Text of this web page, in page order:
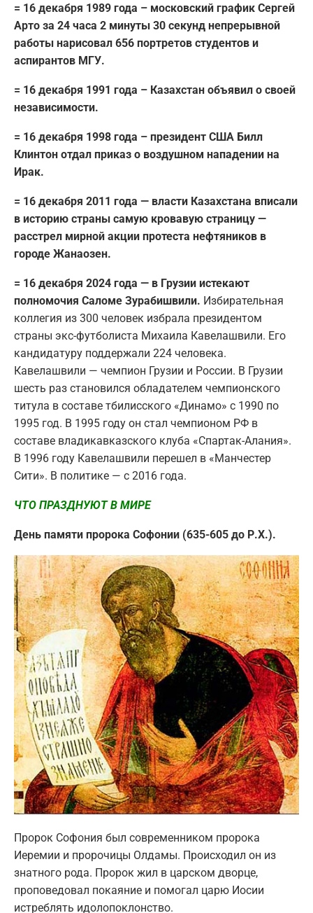
= 16 декабря 1989 года – московский график Сергей
Арто за 24 часа 2 минуты 30 секунд непрерывной
работы нарисовал 656 портретов студентов и
аспирантов МГУ.
= 16 декабря 1991 года – Казахстан объявил о своей
независимости.
= 16 декабря 1998 года – президент США Билл
Клинтон отдал приказ о воздушном нападении на
Ирак.
= 16 декабря 2011 года — власти Казахстана вписали
в историю страны самую кровавую страницу —
расстрел мирной акции протеста нефтяников в
городе Жанаозен.
= 16 декабря 2024 года — в Грузии истекают
полномочия Саломе Зурабишвили. Избирательная
коллегия из 300 человек избрала президентом
страны экс-футболиста Михаила Кавелашвили. Его
кандидатуру поддержали 224 человека.
Кавелашвили — чемпион Грузии и России. В Грузии
шесть раз становился обладателем чемпионского
титула в составе тбилисского «Динамо» с 1990 по
1995 год. В 1995 году он стал чемпионом РФ в
составе владикавказского клуба «Спартак-Алания».
В 1996 году Кавелашвили перешел в «Манчестер
Сити». В политике — с 2016 года.
ЧТО ПРАЗДНУЮТ В МИРЕ
День памяти пророка Софонии (635-605 до Р.Х.).
Пророк Софония был современником пророка
Иеремии и пророчицы Олдамы. Происходил он из
знатного рода. Пророк жил в царском дворце,
проповедовал покаяние и помогал царю Иосии
истреблять идолопоклонство.